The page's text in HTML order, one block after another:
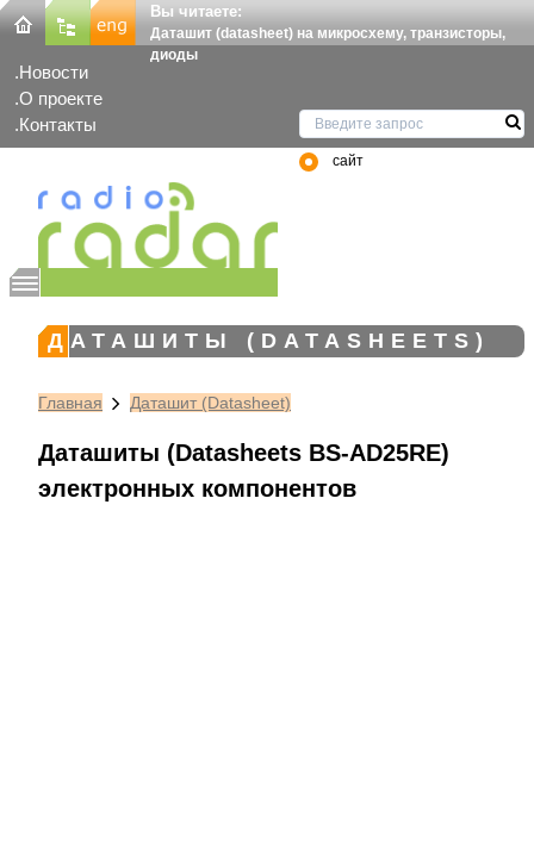
Вы читаете:
Даташит (datasheet) на микросхему, транзисторы,
диоды
Новости
О проекте
Контакты
сайт
ДАТАШИТЫ (DATASHEETS)
Главная Даташит (Datasheet)
Даташиты (Datasheets BS-AD25RE)
электронных компонентов